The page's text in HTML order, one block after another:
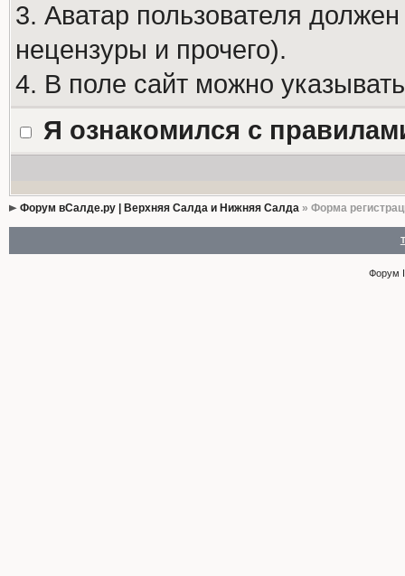
3. Аватар пользователя
нецензуры и прочего).
4. В поле сайт можно
Я ознакомился с
Форум вСалде.ру | Верхняя Салда и Нижняя Салда» Форма
Форум